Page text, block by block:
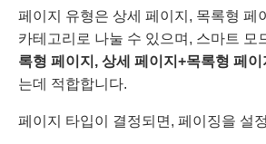
페이지 유형은 상세 페이지, 목록형 페
카테고리로 나눌 수 있으며, 스마트 모
록형 페이지 , 상세 페이지 +목록형 페이
는데 적합합니다.
페이지 타입이 결정되면, 페이징을 설